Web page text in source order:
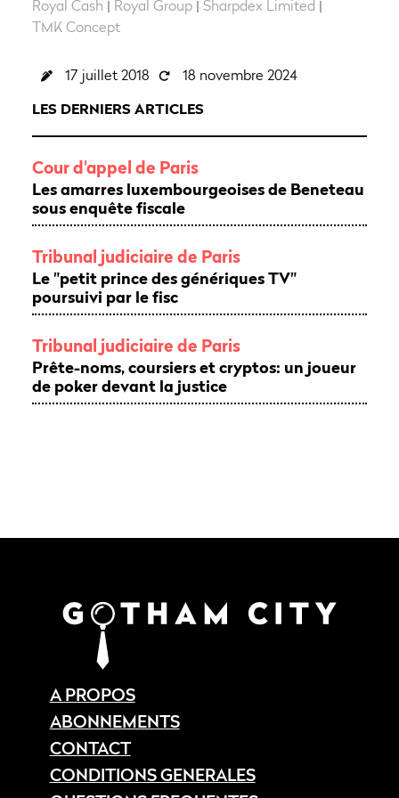
Royal Cash | Royal Group| Sharpdex Limited |
TMK Concept
17 juillet 2018
18 novembre 2024
LES DERNIERS ARTICLES
Cour d'appel de Paris
Les amarres luxembourgeoises de Beneteau
sous enquête fiscale
Tribunal judiciaire de Paris
Le "petit prince des génériques TV"
poursuivi par le fisc
Tribunal judiciaire de Paris
Prête-noms, coursiers et cryptos: un joueur
de poker devant la justice
A PROPOS
ABONNEMENTS
CONTACT
CONDITIONS GENERALES